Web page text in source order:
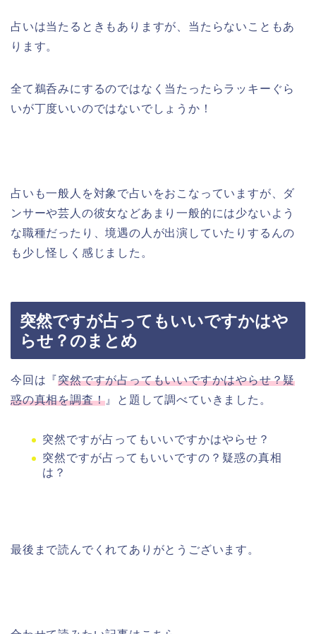
占いは当たるときもありますが、当たらないこともあ
ります。
全て鵜呑みにするのではなく当たったらラッキーぐら
いが丁度いいのではないでしょうか！
占いも一般人を対象で占いをおこなっていますが、ダ
ンサーや芸人の彼女などあまり一般的には少ないよう
な職種だったり、境遇の人が出演していたりするんの
も少し怪しく感じました。
突然ですが占ってもいいですかはや
らせ？のまとめ
今回は『突然ですが占ってもいいですかはやらせ？疑
惑の真相を調査！ 』と題して調べていきました。
突然ですが占ってもいいですかはやらせ？
突然ですが占ってもいいですの？疑惑の真相
は？
最後まで読んでくれてありがとうございます。